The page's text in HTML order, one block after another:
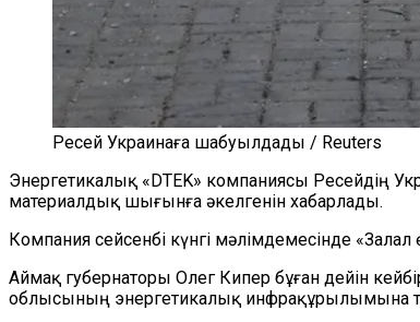
Ресей Украинаға шабуылдады / Reuters
Энергетикалық «DTEK» компаниясы Ресейдің
материалдық шығынға әкелгенін хабарлады.
Компания сейсенбі күнгі мәлімдемесінде
Аймақ губернаторы Олег Кипер бұған дейін
облысының энергетикалық инфрақұрылымына